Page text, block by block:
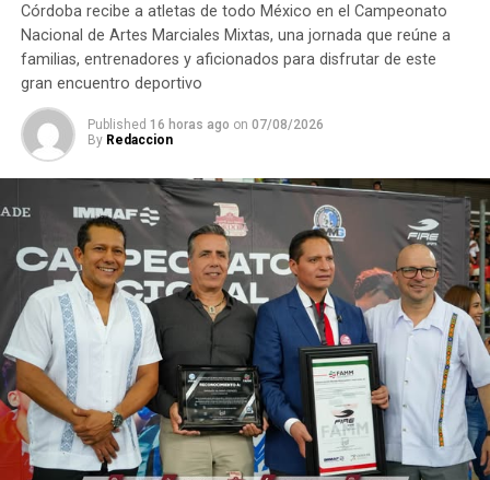
DESPUÉS
Buscan dignificar panteones municipales
ANTES
Convocan a jóvenes para torneo de béisbol
Córdoba recibe a atletas de todo México en el Campeonato
Nacional de Artes Marciales Mixtas, una jornada que reúne a
familias, entrenadores y aficionados para disfrutar de este
gran encuentro deportivo
Published 16 horas ago on 07/08/2026
By Redaccion